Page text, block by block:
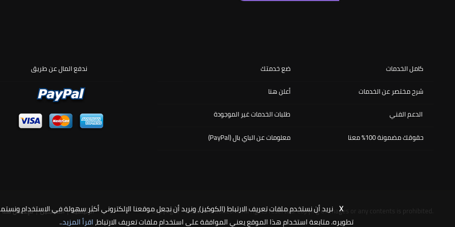
X نريد أن نستخدم ملفات تعريف الارتباط (الكوكيز)، ونريد أن نجعل موقعنا الإلكتروني أكثر سهولة في الاستخدام
تطويره. متابعة استخدام هذا الموقع يعني الموافقة على استخدام ملفات تعريف الارتباط،اقرأ المزيد..
ندفع المال عن طريق ضع خدمتك
كامل الخدمات
أعلن هنا
شرح مختصر عن الخدمات
طلبات الخدمات غير الموجودة
الدعم الفني
معلومات عن الباي بال (PayPal)
حقوقك مضمونة 100% معنا
الرئيسية | التسجـيل | للإعــلان هنا Copyright © 2020 fiverbox.com. All rights reserved. Copying of images or any contents is prohibited.